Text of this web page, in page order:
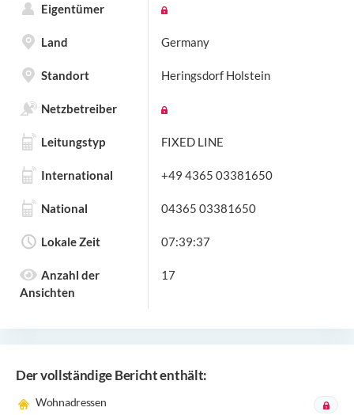
Eigentümer
Land Germany
Standort Heringsdorf Holstein
Netzbetreiber
Leitungstyp FIXED LINE
International +49 4365 03381650
National 04365 03381650
Lokale Zeit 07:39:37
Anzahl der
Ansichten
17
Der vollständige Bericht enthält:
Wohnadressen